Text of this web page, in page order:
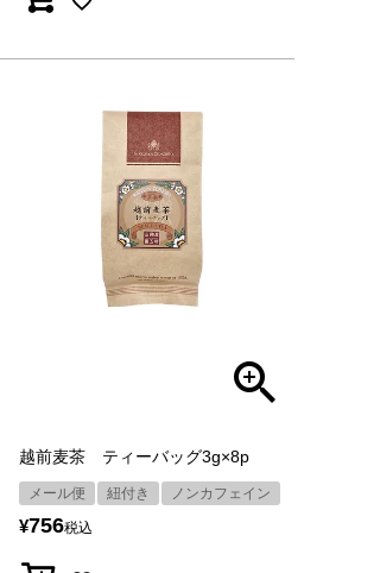
越前麦茶 ティーバッグ3g×8p
メール便 紐付き ノンカフェイン
¥756税込